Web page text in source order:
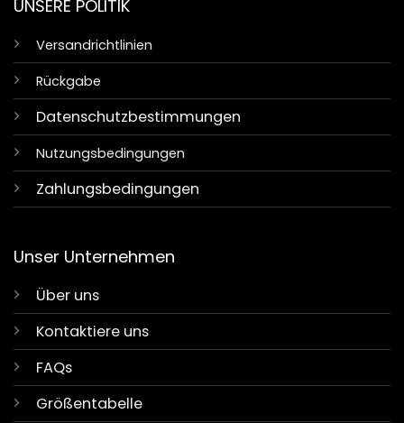
UNSERE POLITIK
Versandrichtlinien
Rückgabe
Datenschutzbestimmungen
Nutzungsbedingungen
Zahlungsbedingungen
Unser Unternehmen
Über uns
Kontaktiere uns
FAQs
Größentabelle